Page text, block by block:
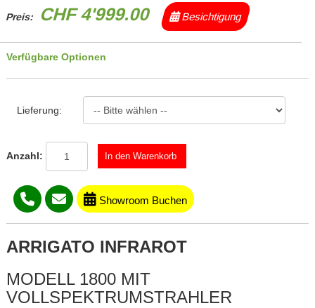
Preis: CHF 4'999.00 Besichtigung
Verfügbare Optionen
Lieferung:
Anzahl:
Showroom Buchen
ARRIGATO INFRAROT
MODELL 1800 MIT
VOLLSPEKTRUMSTRAHLER